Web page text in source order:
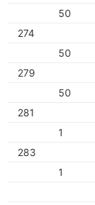
50
274
50
279
50
281
1
283
1